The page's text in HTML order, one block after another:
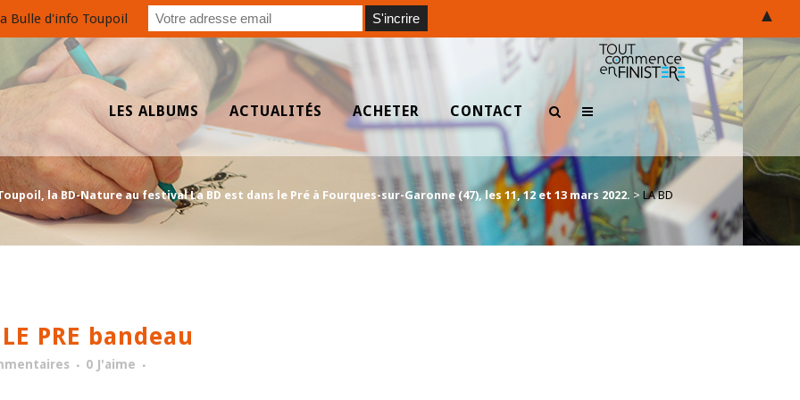
LES ALBUMS ACTUALITÉS ACHETER CONTACT
la BD-Nature au festival La BD est dans le Pré à Fourques-sur-Garonne (47), les 11, 12 et 13 mars 2022. > LA BD
PRE bandeau
0 J'aime
Bulle d'info Toupoil ▲